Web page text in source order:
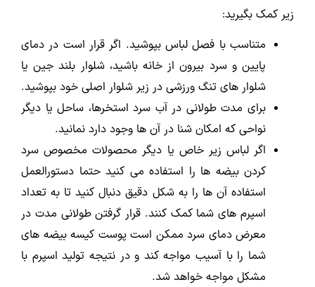
زیر کمک بگیرید:
متناسب با فصل لباس بپوشید. اگر قرار است در دمای
پایین و سرد بیرون از خانه باشید، شلوار بلند جین یا
شلوار های تنگ ورزشی در زیر شلوار اصلی خود بپوشید.
برای مدت طولانی در آب سرد استخرها، ساحل یا دیگر
نواحی که امکان شنا در آن ها وجود دارد نمانید.
اگر لباس زیر خاص یا دیگر محصولات مخصوص سرد
کردن بیضه ها را استفاده می کنید حتما دستورالعمل
استفاده آن ها را به شکل دقیق دنبال کنید تا به تعداد
اسپرم های شما کمک کنند. قرار گرفتن طولانی مدت در
معرض دمای سرد ممکن است پوست کیسه بیضه های
شما را با آسیب مواجه کند و در نتیجه تولید اسپرم با
مشکل مواجه خواهد شد.